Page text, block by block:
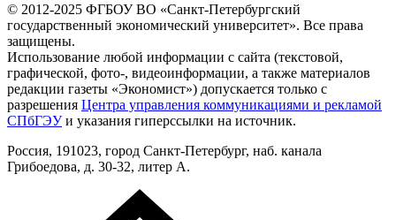
© 2012-2025 ФГБОУ ВО «Санкт-Петербургский
государственный экономический университет». Все права
защищены.
Использование любой информации с сайта (текстовой,
графической, фото-, видеоинформации, а также материалов
редакции газеты «Экономист») допускается только с
разрешения Центра управления коммуникациями и рекламой
СПбГЭУи указания гиперссылки на источник.
Россия, 191023, город Санкт-Петербург, наб. канала
Грибоедова, д. 30-32, литер А.